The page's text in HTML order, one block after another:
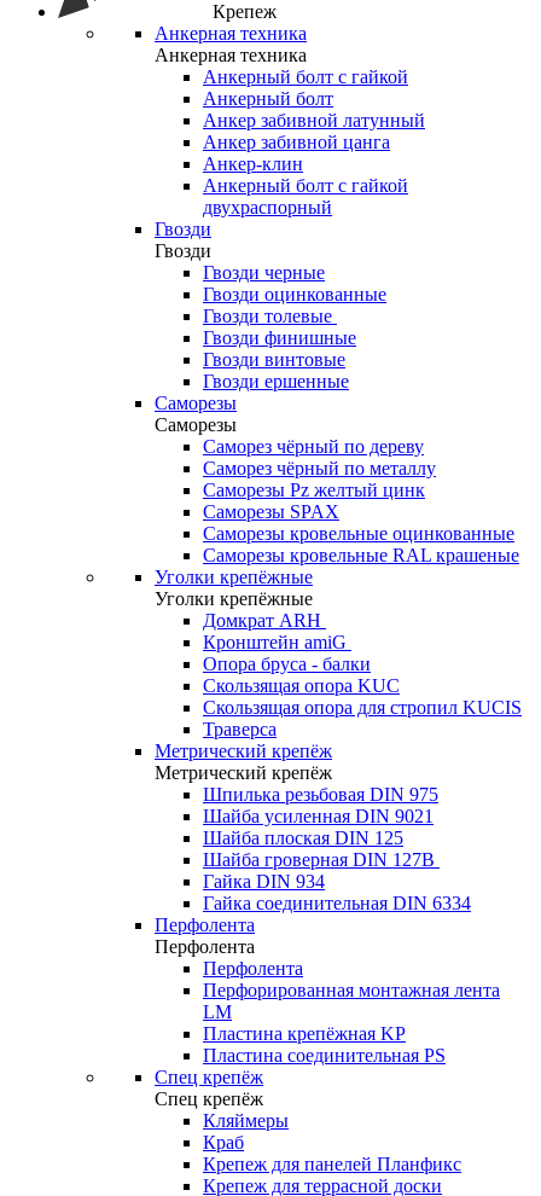
Крепеж
Анкерная техника
Анкерная техника
Анкерный болт с гайкой
Анкерный болт
Анкер забивной латунный
Анкер забивной цанга
Анкер-клин
Анкерный болт с гайкой
двухраспорный
Гвозди
Гвозди
Гвозди черные
Гвозди оцинкованные
Гвозди толевые
Гвозди финишные
Гвозди винтовые
Гвозди ершенные
Саморезы
Саморезы
Саморез чёрный по дереву
Саморез чёрный по металлу
Саморезы Pz желтый цинк
Саморезы SPAX
Саморезы кровельные оцинкованные
Саморезы кровельные RAL крашеные
Уголки крепёжные
Уголки крепёжные
Домкрат ARH
Кронштейн amiG
Опора бруса - балки
Скользящая опора KUC
Скользящая опора для стропил KUCIS
Траверса
Метрический крепёж
Метрический крепёж
Шпилька резьбовая DIN 975
Шайба усиленная DIN 9021
Шайба плоская DIN 125
Шайба гроверная DIN 127B
Гайка DIN 934
Гайка соединительная DIN 6334
Перфолента
Перфолента
Перфолента
Перфорированная монтажная лента
LM
Пластина крепёжная KP
Пластина соединительная PS
Спец крепёж
Спец крепёж
Кляймеры
Краб
Крепеж для панелей Планфикс
Крепеж для террасной доски